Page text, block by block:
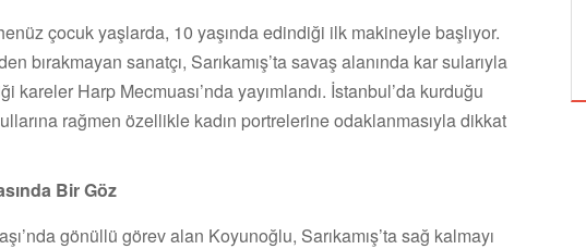
çocuk yaşlarda, 10 yaşında edindiği ilk makineyle başlıyor.
bırakmayan sanatçı, Sarıkamış’ta savaş alanında kar sularıyla
kareler Harp Mecmuası’nda yayımlandı. İstanbul’da kurduğu
rağmen özellikle kadın portrelerine odaklanmasıyla dikkat
Bir Göz
gönüllü görev alan Koyunoğlu, Sarıkamış’ta sağ kalmayı
ÇATALCA FİLM FESTİVALİ'NDE KISA FİLM
FİNALİSTLERİ AÇIKLANDI